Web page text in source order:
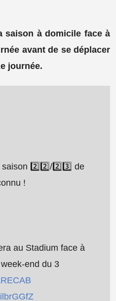
saison à domicile face à
avant de se déplacer
journée.
2️⃣2️⃣/2️⃣3️⃣ de
!
au Stadium face à
end du 3